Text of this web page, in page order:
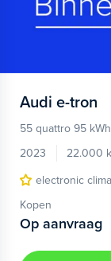
Audi e-tron
55 quattro 95 kWh
2023
22.000
electronic
Kopen
Op aanvraag